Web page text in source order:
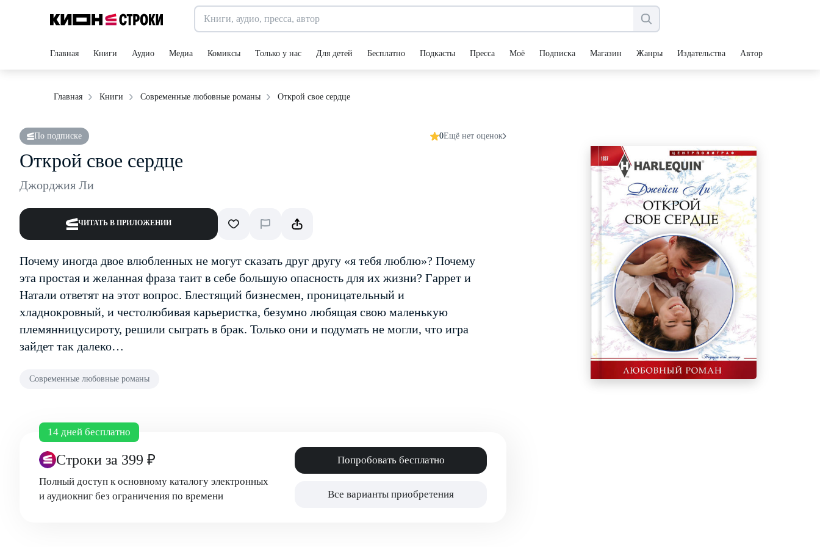
Главная Книги Аудио Медиа Комиксы Только у нас Для детей Бесплатно Подкасты Пресса Моё Подписка Магазин Жанры Издательства Авторы
Главная Книги Современные любовные романы Открой свое сердце
По подписке 0Ещё нет оценок
Открой свое сердце
Джорджия Ли
ЧИТАТЬ В ПРИЛОЖЕНИИ
Почему иногда двое влюбленных не могут сказать друг другу «я тебя люблю»? Почему
эта простая и желанная фраза таит в себе большую опасность для их жизни? Гаррет и
Натали ответят на этот вопрос. Блестящий бизнесмен, проницательный и
хладнокровный, и честолюбивая карьеристка, безумно любящая свою маленькую
племянницу­сироту, решили сыграть в брак. Только они и подумать не могли, что игра
зайдет так далеко…
Современные любовные романы
14 дней бесплатно
Строки за 399 ₽
Полный доступ к основному каталогу электронных
и аудиокниг без ограничения по времени
Попробовать бесплатно
Все варианты приобретения